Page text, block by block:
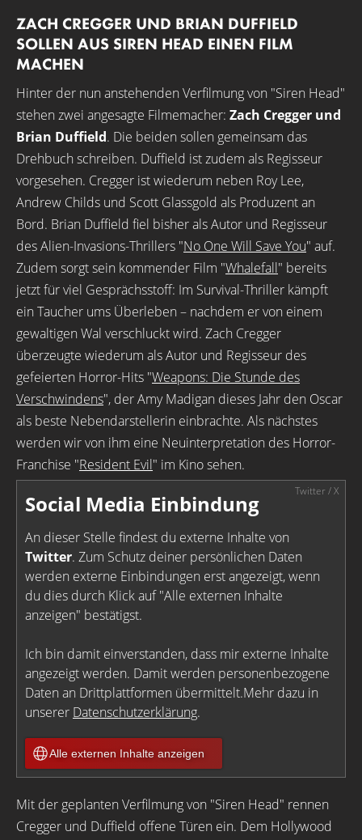
ZACH CREGGER UND BRIAN DUFFIELD
SOLLEN AUS SIREN HEAD EINEN FILM
MACHEN
Hinter der nun anstehenden Verfilmung von "Siren Head"
stehen zwei angesagte Filmemacher: Zach Cregger und
Brian Duffield. Die beiden sollen gemeinsam das
Drehbuch schreiben. Duffield ist zudem als Regisseur
vorgesehen. Cregger ist wiederum neben Roy Lee,
Andrew Childs und Scott Glassgold als Produzent an
Bord. Brian Duffield fiel bisher als Autor und Regisseur
des Alien-Invasions-Thrillers "No One Will Save You" auf.
Zudem sorgt sein kommender Film "Whalefall" bereits
jetzt für viel Gesprächsstoff: Im Survival-Thriller kämpft
ein Taucher ums Überleben – nachdem er von einem
gewaltigen Wal verschluckt wird. Zach Cregger
überzeugte wiederum als Autor und Regisseur des
gefeierten Horror-Hits "Weapons: Die Stunde des
Verschwindens", der Amy Madigan dieses Jahr den Oscar
als beste Nebendarstellerin einbrachte. Als nächstes
werden wir von ihm eine Neuinterpretation des Horror-
Franchise "Resident Evil" im Kino sehen.
Social Media Einbindung
An dieser Stelle findest du externe Inhalte von
Twitter. Zum Schutz deiner persönlichen Daten
werden externe Einbindungen erst angezeigt, wenn
du dies durch Klick auf "Alle externen Inhalte
anzeigen" bestätigst.
Ich bin damit einverstanden, dass mir externe Inhalte
angezeigt werden. Damit werden personenbezogene
Daten an Drittplattformen übermittelt.Mehr dazu in
unserer Datenschutzerklärung.
Alle externen Inhalte anzeigen
Mit der geplanten Verfilmung von "Siren Head" rennen
Cregger und Duffield offene Türen ein. Dem Hollywood